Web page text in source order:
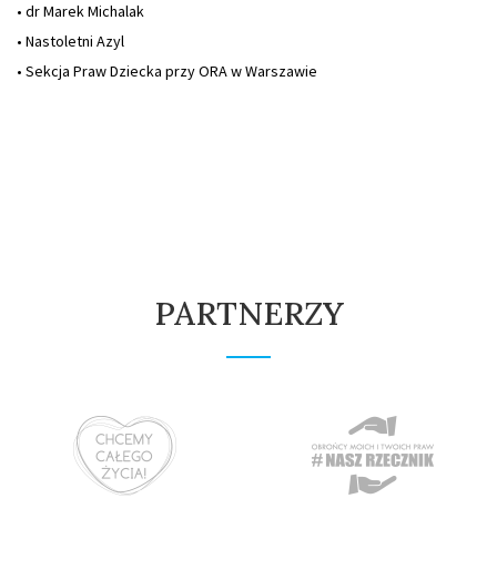
• dr Marek Michalak
• Nastoletni Azyl
• Sekcja Praw Dziecka przy ORA w Warszawie
PARTNERZY